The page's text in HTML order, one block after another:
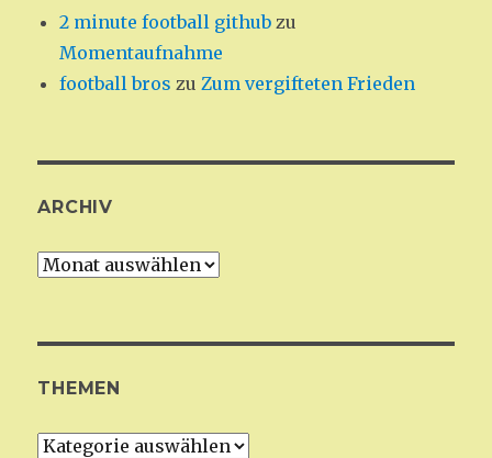
2 minute football github zu
Momentaufnahme
football bros zuZum vergifteten Frieden
ARCHIV
Archiv
THEMEN
Themen